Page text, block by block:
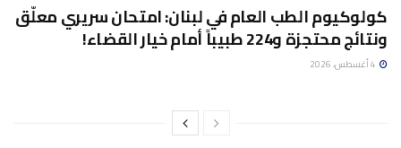
كولوكيوم الطب العام في لبنان: امتحان سريري معلّق
ونتائج محتجزة و224 طبيباً أمام خيار القضاء!